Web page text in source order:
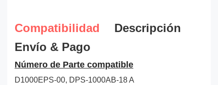
Compatibilidad
Descripción
Envío & Pago
Número de Parte compatible
D1000EPS-00, DPS-1000AB-18 A